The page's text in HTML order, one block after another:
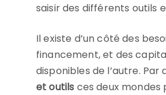
saisir des différents outils
Il existe d’un côté des
financement, et des
disponibles de l’autre. Par
et outils ces deux